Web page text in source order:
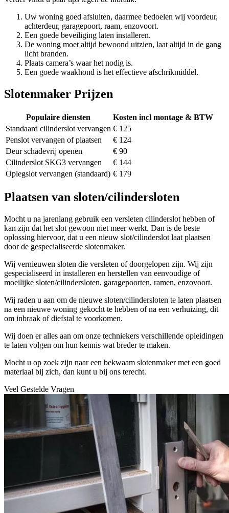
Uw woning goed afsluiten, daarmee bedoelen wij voordeur,
achterdeur, garagepoort, raam, enzovoort.
Een goede beveiliging laten installeren.
De woning moet altijd bewoond uitzien, laat altijd in de gang
licht branden.
Plaats camera’s waar het nodig is.
Een goede waakhond is het effectieve afschrikmiddel.
Slotenmaker Prijzen
Populaire diensten
Kosten incl montage & BTW
Standaard cilinderslot vervangen € 125
Penslot vervangen of plaatsen
€ 124
Deur schadevrij openen
€ 90
Cilinderslot SKG3 vervangen
€ 144
Oplegslot vervangen (standaard) € 179
Plaatsen van sloten/cilindersloten
Mocht u na jarenlang gebruik een versleten cilinderslot hebben of
kan zijn dat het slot gewoon niet meer werkt. Dan is de beste
oplossing hiervoor, dat u een nieuw slot/cilinderslot laat plaatsen
door de gespecialiseerde slotenmaker.
Wij vernieuwen sloten die versleten of doorgelopen zijn. Wij zijn
gespecialiseerd in installeren en herstellen van eenvoudige of
moeilijke sloten/cilindersloten, garagepoorten, ramen, enzovoort.
Wij raden u aan om de nieuwe sloten/cilindersloten te laten plaatsen
na een nieuwe woning gekocht te hebben of na een verhuizing, dit
om inbraak of diefstal te voorkomen.
Wij doen er alles aan om onze techniekers verschillende opleidingen
te laten volgen om hun kennis wat breder te maken.
Mocht u op zoek zijn naar een bekwaam slotenmaker met een goed
materiaal bij zich, dan kunt u bij ons terecht.
Veel Gestelde Vragen